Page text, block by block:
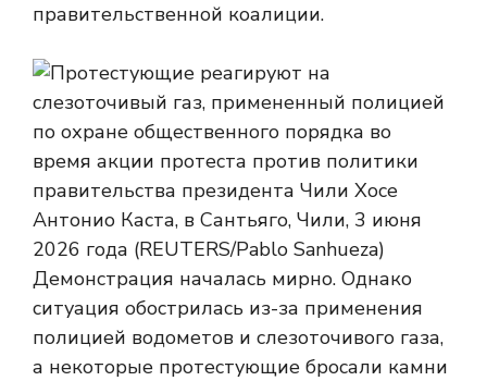
правительственной коалиции.
Демонстрация началась мирно. Однако
ситуация обострилась из-за применения
полицией водометов и слезоточивого газа,
а некоторые протестующие бросали камни